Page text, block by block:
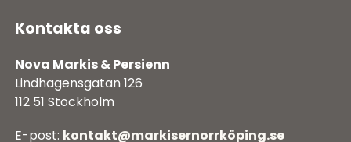
Kontakta oss
Nova Markis & Persienn
Lindhagensgatan 126
112 51 Stockholm
E-post: kontakt@markisernorrköping.se